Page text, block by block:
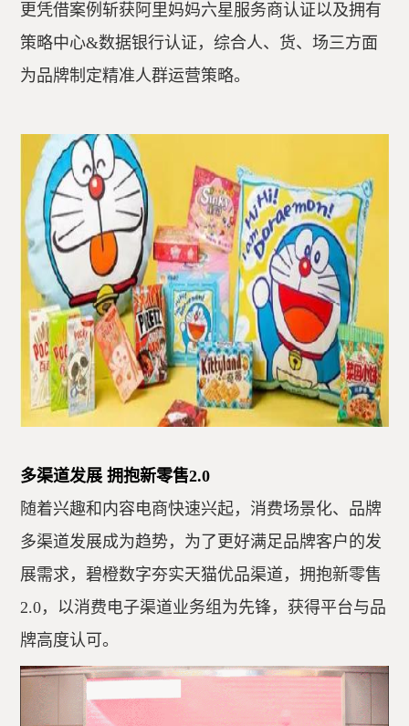
更凭借案例斩获阿里妈妈六星服务商认证以及拥有
策略中心&数据银行认证，综合人、货、场三方面
为品牌制定精准人群运营策略。
多渠道发展 拥抱新零售2.0
随着兴趣和内容电商快速兴起，消费场景化、品牌
多渠道发展成为趋势，为了更好满足品牌客户的发
展需求，碧橙数字夯实天猫优品渠道，拥抱新零售
2.0，以消费电子渠道业务组为先锋，获得平台与品
牌高度认可。